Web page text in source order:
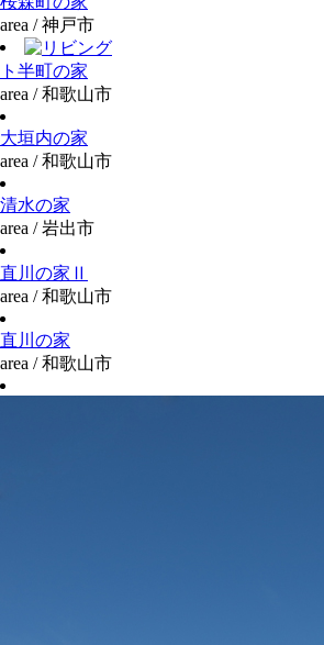
area / 神戸市
ト半町の家
area / 和歌山市
大垣内の家
area / 和歌山市
清水の家
area / 岩出市
直川の家Ⅱ
area / 和歌山市
直川の家
area / 和歌山市